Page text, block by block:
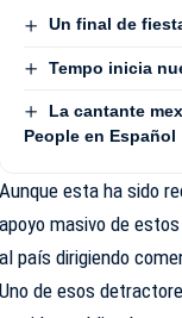
Un final de
Tempo inicia
La cantante
People en Español
Aunque esta ha sido
apoyo masivo de
al país dirigiendo
Uno de esos